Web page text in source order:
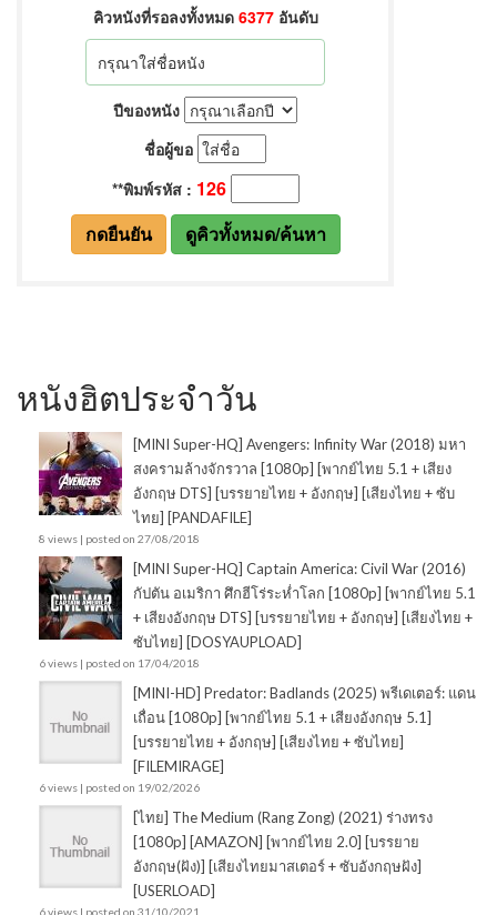
หนังฮิตประจำวัน
[MINI Super-HQ] Avengers: Infinity War (2018) มหา
สงครามล้างจักรวาล [1080p] [พากย์ไทย 5.1 + เสียง
อังกฤษ DTS] [บรรยายไทย + อังกฤษ] [เสียงไทย + ซับ
ไทย] [PANDAFILE]
8 views | posted on 27/08/2018
[MINI Super-HQ] Captain America: Civil War (2016)
กัปตัน อเมริกา ศึกฮีโร่ระห่ำโลก [1080p] [พากย์ไทย 5.1
+ เสียงอังกฤษ DTS] [บรรยายไทย + อังกฤษ] [เสียงไทย +
ซับไทย] [DOSYAUPLOAD]
6 views | posted on 17/04/2018
[MINI-HD] Predator: Badlands (2025) พรีเดเตอร์: แดน
เถื่อน [1080p] [พากย์ไทย 5.1 + เสียงอังกฤษ 5.1]
[บรรยายไทย + อังกฤษ] [เสียงไทย + ซับไทย]
[FILEMIRAGE]
6 views | posted on 19/02/2026
[ไทย] The Medium (Rang Zong) (2021) ร่างทรง
[1080p] [AMAZON] [พากย์ไทย 2.0] [บรรยาย
อังกฤษ(ฝัง)] [เสียงไทยมาสเตอร์ + ซับอังกฤษฝัง]
[USERLOAD]
6 views | posted on 31/10/2021